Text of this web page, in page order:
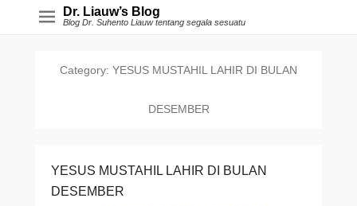
Dr. Liauw’s Blog
Blog Dr. Suhento Liauw tentang segala sesuatu
Category: YESUS MUSTAHIL LAHIR DI BULAN
DESEMBER
YESUS MUSTAHIL LAHIR DI BULAN
DESEMBER